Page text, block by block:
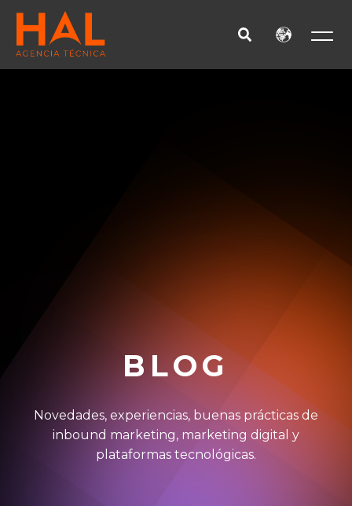
BLOG
Novedades, experiencias, buenas prácticas de
inbound marketing, marketing digital y
plataformas tecnológicas.